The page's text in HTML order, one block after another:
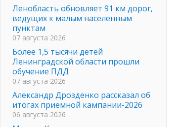
Ленобласть обновляет 91 км дорог,
ведущих к малым населенным
пунктам
07 августа 2026
Более 1,5 тысячи детей
Ленинградской области прошли
обучение ПДД
07 августа 2026
Александр Дрозденко рассказал об
итогах приемной кампании-2026
06 августа 2026